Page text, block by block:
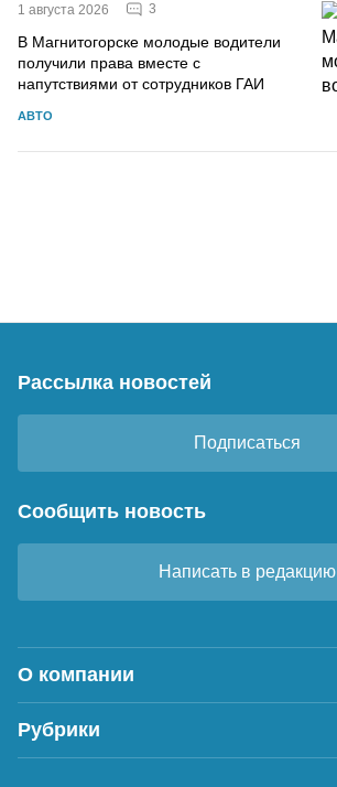
1 августа 2026 3
В Магнитогорске молодые водители
получили права вместе с
напутствиями от сотрудников ГАИ
АВТО
Рассылка новостей
Подписаться
Сообщить новость
Написать в редакцию
О компании
Рубрики